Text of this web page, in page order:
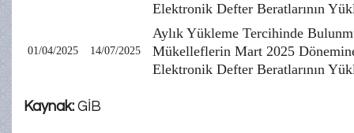
Elektronik Defter Beratlarının
01/04/2025 14/07/2025
Aylık Yükleme Tercihinde
Mükelleflerin Mart 2025
Elektronik Defter Beratlarının
Kaynak: GİB